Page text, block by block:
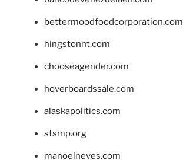
bettermoodfoodcorporation.com
hingstonnt.com
chooseagender.com
hoverboardssale.com
alaskapolitics.com
stsmp.org
manoelneves.com